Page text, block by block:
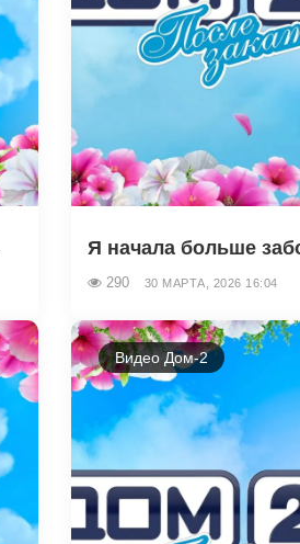
Я начала больше
290 30 МАРТА, 2026 16:04
Видео Дом-2